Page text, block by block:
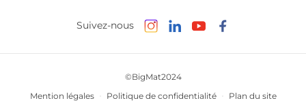
Suivez-nous
©BigMat2024
Mention légales
Politique de confidentialité Plan du site